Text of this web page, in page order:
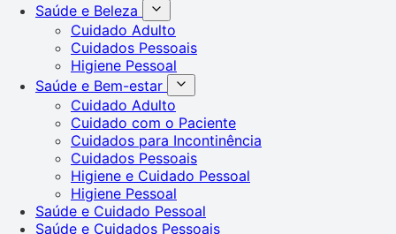
Saúde e Beleza
Cuidado Adulto
Cuidados Pessoais
Higiene Pessoal
Saúde e Bem-estar
Cuidado Adulto
Cuidado com o Paciente
Cuidados para Incontinência
Cuidados Pessoais
Higiene e Cuidado Pessoal
Higiene Pessoal
Saúde e Cuidado Pessoal
Saúde e Cuidados Pessoais